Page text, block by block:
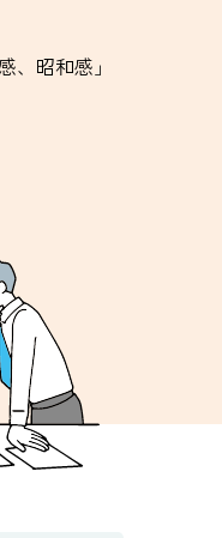
、昭和感」